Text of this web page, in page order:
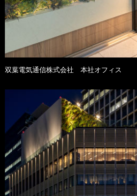
双葉電気通信株式会社 本社オフィス